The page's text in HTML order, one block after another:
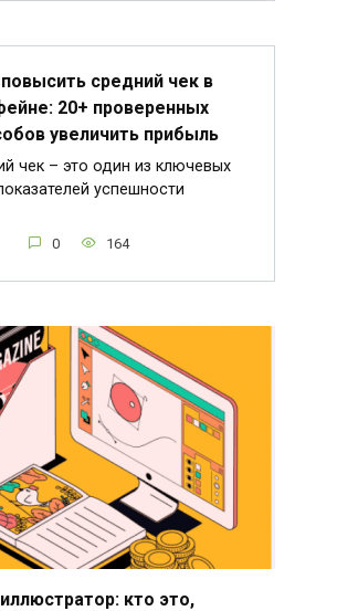
средний чек в
20+ проверенных
увеличить прибыль
чек – это один из ключевых
успешности
0 164
кто это,